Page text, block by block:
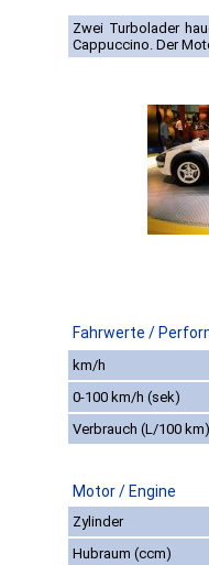
Zwei Turbolader
Cappuccino. Der
Fahrwerte /
km/h
0-100 km/h (sek)
Verbrauch (L/100 km)
Motor / Engine
Zylinder
Hubraum (ccm)